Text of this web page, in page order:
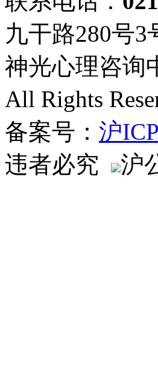
九干路280号3
神光心理咨询
All Rights
备案号： 沪
违者必究
沪